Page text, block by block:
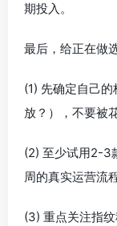
期投入。
最后，给正在做
(1) 先确定自己
放？），不要被
(2) 至少试用2-3
周的真实运营流程
(3) 重点关注指